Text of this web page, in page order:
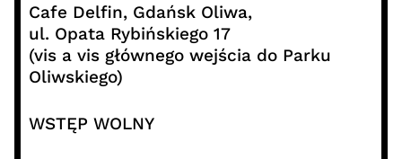
Cafe Delfin, Gdańsk Oliwa,
ul. Opata Rybińskiego 17
(vis a vis głównego wejścia do Parku
Oliwskiego)
WSTĘP WOLNY